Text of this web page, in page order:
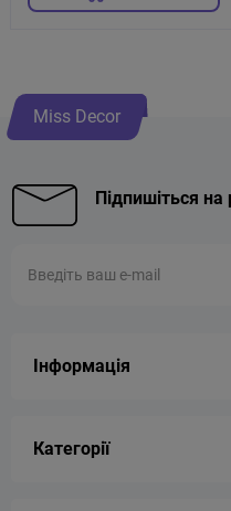
Miss Decor
Підпишіться на
Інформація
Категорії